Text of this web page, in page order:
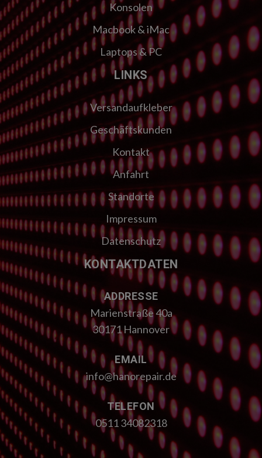
Konsolen
Macbook & iMac
Laptops & PC
LINKS
Versandaufkleber
Geschäftskunden
Kontakt
Anfahrt
Standorte
Impressum
Datenschutz
KONTAKTDATEN
ADDRESSE
Marienstraße 40a
30171 Hannover
EMAIL
info@hanorepair.de
TELEFON
0511 34082318